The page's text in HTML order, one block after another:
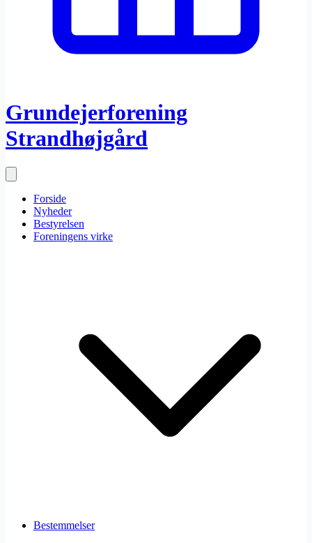
Grundejerforening
Strandhøjgård
Forside
Nyheder
Bestyrelsen
Foreningens virke
Bestemmelser